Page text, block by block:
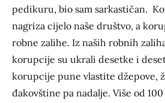
pedikuru, bio sam sarkastičan.
nagriza cijelo naše društvo, a
robne zalihe. Iz naših robnih
korupcije su ukrali desetke i
korupcije pune vlastite džepove,
đakovštine pa nadalje. Više od